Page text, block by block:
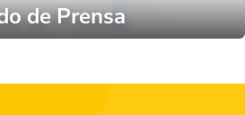
de Prensa